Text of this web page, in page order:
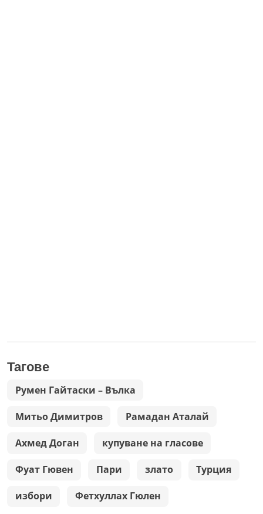
Тагове
Румен Гайтаски – Вълка
Митьо Димитров Рамадан Аталай
Ахмед Доган купуване на гласове
Фуат Гювен Пари злато Турция
избори Фетхуллах Гюлен